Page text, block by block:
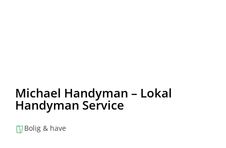
Michael Handyman – Lokal
Handyman Service
Bolig & have